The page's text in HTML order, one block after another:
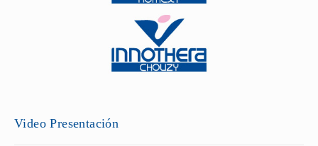
Video Presentación